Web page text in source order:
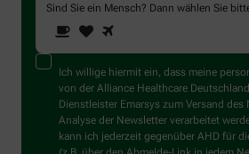
Sind Sie ein Mensch? Dann wählen Sie
Sie
ein
Mensch?
Dann
wählen
Sie
bitte
das
1 2
Ich willige hiermit ein, dass meine
von der Alliance Healthcare
Dienstleister Emarsys zum Versand
Analyse der Newsletter verarbeitet
kann ich jederzeit gegenüber AHD für